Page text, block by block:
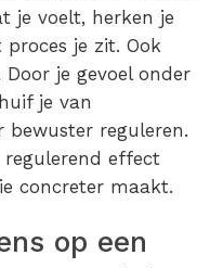
je voelt, herken je
je zit. Ook
je gevoel onder
je van
bewuster reguleren.
effect
concreter maakt.
op een